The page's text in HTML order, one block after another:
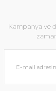
Kampanya ve